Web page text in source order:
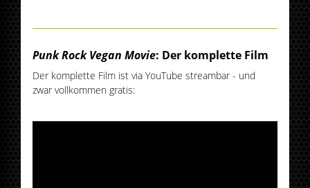
Punk Rock Vegan Movie: Der komplette Film
Der komplette Film ist via YouTube streambar - und
zwar vollkommen gratis: